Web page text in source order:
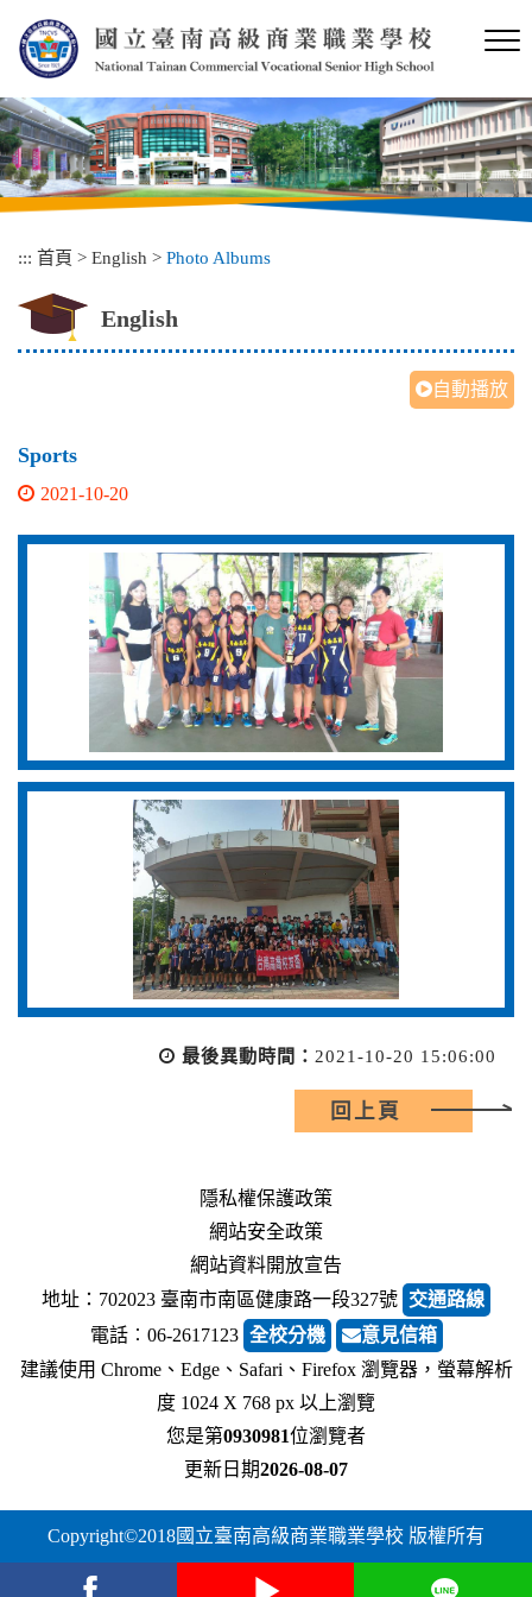
內
容
區
塊
::: 首頁 > English > Photo Albums
English
自動播放
Sports
2021-10-20
最後異動時間： 2021-10-20 15:06:00
回上頁
隱私權保護政策
網站安全政策
網站資料開放宣告
地址：702023 臺南市南區健康路一段327號 交通路線
電話︰06-2617123 全校分機
意見信箱
建議使用 Chrome、Edge、Safari、Firefox 瀏覽器，螢幕解析
度 1024 X 768 px 以上瀏覽
您是第0930981位瀏覽者
更新日期2026-08-07
Copyright©2018國立臺南高級商業職業學校 版權所有